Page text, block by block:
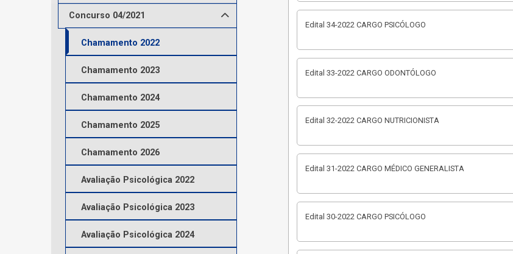
Concurso 04/2021
Chamamento 2022
Chamamento 2023
Chamamento 2024
Chamamento 2025
Chamamento 2026
Avaliação Psicológica 2022
Avaliação Psicológica 2023
Avaliação Psicológica 2024
Edital 34-2022 CARGO PSICÓLOGO
Edital 33-2022 CARGO ODONTÓLOGO
Edital 32-2022 CARGO NUTRICIONISTA
Edital 31-2022 CARGO MÉDICO GENERALISTA
Edital 30-2022 CARGO PSICÓLOGO